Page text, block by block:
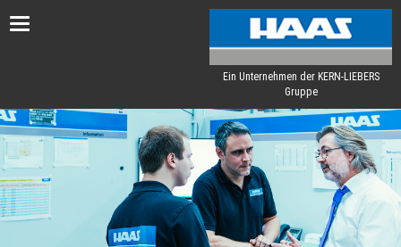
Toggle
Ein Unternehmen der KERN-LIEBERS
Gruppe